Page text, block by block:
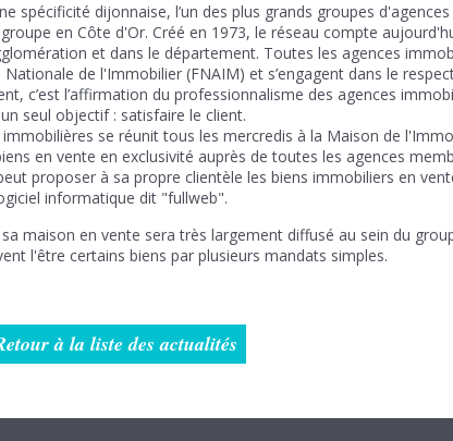
spécificité dijonnaise, l’un des plus grands groupes
en Côte d'Or. Créé en 1973, le réseau compte
et dans le département. Toutes les agences
de l'Immobilier (FNAIM) et s’engagent dans le
c’est l’affirmation du professionnalisme des agences
seul objectif : satisfaire le client.
se réunit tous les mercredis à la Maison de
en vente en exclusivité auprès de toutes les agences
proposer à sa propre clientèle les biens immobiliers en
informatique dit "fullweb".
maison en vente sera très largement diffusé au sein du
l'être certains biens par plusieurs mandats simples.
à la liste des actualités